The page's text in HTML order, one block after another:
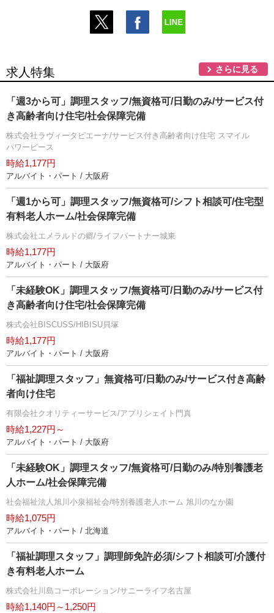
求人特集 さらに見る
「週3から可」調理スタッフ/無資格可/日勤のみ/サービス付
き高齢者向け住宅/社会保障完備
株式会社ラヴィータピエーナ/サービス付き高齢者向け住宅 スマイル
パワーピース
時給1,177円
アルバイト・パート / 大阪府
「週1から可」調理スタッフ/無資格可/シフト相談可/住宅型
有料老人ホーム/社会保障完備
株式会社エメラルドの郷/ライフパートナー城東
時給1,177円
アルバイト・パート / 大阪府
「未経験OK」調理スタッフ/無資格可/日勤のみ/サービス付
き高齢者向け住宅/社会保障完備
株式会社BISCUSS/HIBISU貝塚
時給1,177円
アルバイト・パート / 大阪府
「福祉調理スタッフ」無資格可/日勤のみ/サービス付き高齢
者向け住宅
有限会社クオリティーサービス/アプリシェイト門真
時給1,227円～
アルバイト・パート / 大阪府
「未経験OK」調理スタッフ/無資格可/日勤のみ/特別養護老
人ホーム/社会保障完備
社会福祉法人旭川小泉福祉会/特別養護老人ホーム 旭川のなか園
時給1,075円
アルバイト・パート / 北海道
「福祉調理スタッフ」調理師免許必須/シフト相談可/介護付
き有料老人ホーム
株式会社川島コーポレーション/サニーライフ名古屋
時給1,140円～1,250円